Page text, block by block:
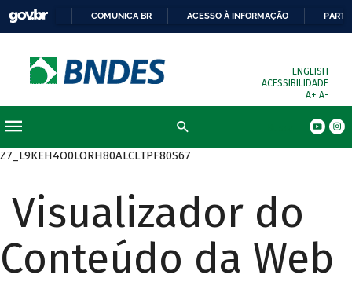
COMUNICA BR ACESSO À INFORMAÇÃO
ENGLISH
ACESSIBILIDADE
A+ A-
Z7_L9KEH4O0LORH80ALCLTPF80S67
Visualizador do
Conteúdo da Web